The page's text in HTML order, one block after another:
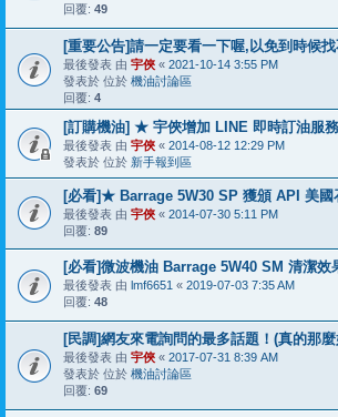
回覆: 49
[重要公告]請一定要看一下喔,以免到時候
最後發表 由 宇俠 « 2021-10-14 3:55 PM
發表於 位於 機油討論區
回覆: 4
[訂購機油] ★ 宇俠增加 LINE 即時訂油服
最後發表 由 宇俠 « 2014-08-12 12:29 PM
發表於 位於 新手報到區
[必看]★ Barrage 5W30 SP 獲頒 API 美國
最後發表 由 宇俠 « 2014-07-30 5:11 PM
回覆: 89
[必看]微波機油 Barrage 5W40 SM 清潔效
最後發表 由 lmf6651 « 2019-07-03 7:35 AM
回覆: 48
[民調]網友來電詢問的最多話題！(真的那
最後發表 由 宇俠 « 2017-07-31 8:39 AM
發表於 位於 機油討論區
回覆: 69